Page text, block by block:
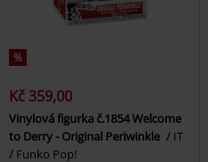
%
Kč 359,00
Vinylová figurka č.1854 Welcome
to Derry - Original Periwinkle
IT
Funko Pop!